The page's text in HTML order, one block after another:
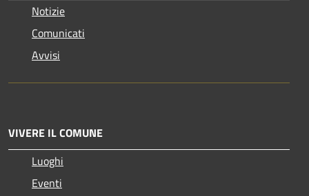
Notizie
Comunicati
Avvisi
VIVERE IL COMUNE
Luoghi
Eventi